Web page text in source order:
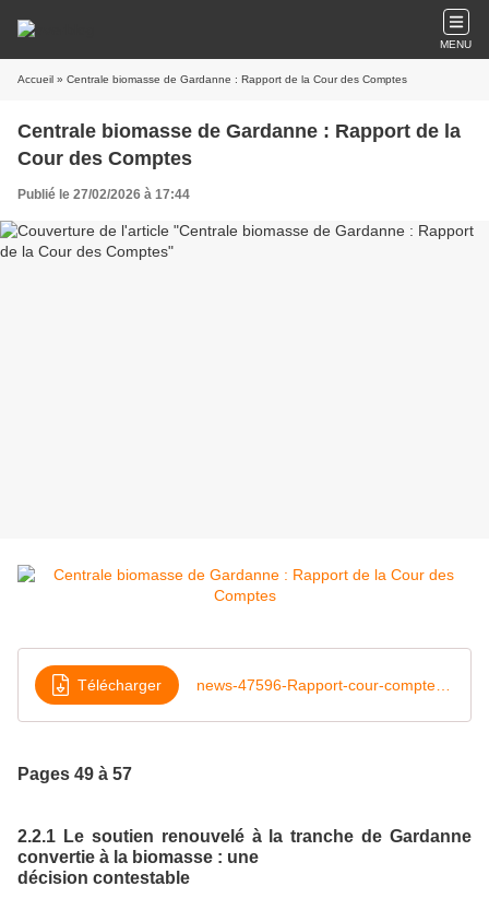
MENU
Accueil » Centrale biomasse de Gardanne : Rapport de la Cour des Comptes
Centrale biomasse de Gardanne : Rapport de la
Cour des Comptes
Publié le 27/02/2026 à 17:44
Télécharger
Pages 49 à 57
2.2.1 Le soutien renouvelé à la tranche de Gardanne
convertie à la biomasse : une
décision contestable